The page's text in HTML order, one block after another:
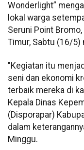
Wonderlight”
lokal warga
Seruni Point
Timur, Sabtu (16/5)
"Kegiatan itu
seni dan ekonomi
terbaik mereka di
Kepala Dinas
(Disporapar)
dalam
Minggu.